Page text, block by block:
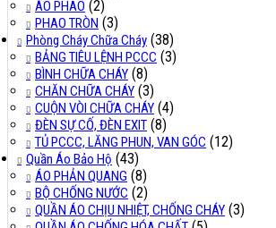
ÁO PHAO (2)
PHAO TRÒN (3)
Phòng Cháy Chữa Cháy (38)
BẢNG TIÊU LỆNH PCCC (3)
BÌNH CHỮA CHÁY (8)
CHĂN CHỮA CHÁY (3)
CUỘN VÒI CHỮA CHÁY (4)
ĐÈN SỰ CỐ, ĐÈN EXIT (8)
TỦ PCCC, LĂNG PHUN, VAN GÓC (12)
Quần Áo Bảo Hộ (43)
ÁO PHẢN QUANG (8)
BỘ CHỐNG NƯỚC (2)
QUẦN ÁO CHỊU NHIỆT, CHỐNG CHÁY (3)